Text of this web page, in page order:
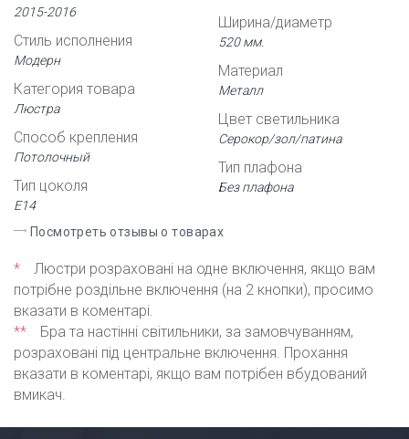
2015-2016
Стиль исполнения
Модерн
Категория товара
Люстра
Способ крепления
Потолочный
Тип цоколя
Е14
Ширина/диаметр
520 мм.
Материал
Металл
Цвет светильника
Серокор/зол/патина
Тип плафона
Без плафона
Посмотреть отзывы о товарах
*
Люстри розраховані на одне включення, якщо вам
потрібне роздільне включення (на 2 кнопки), просимо
вказати в коментарі.
**
Бра та настінні світильники, за замовчуванням,
розраховані під центральне включення. Прохання
вказати в коментарі, якщо вам потрібен вбудований
вмикач.